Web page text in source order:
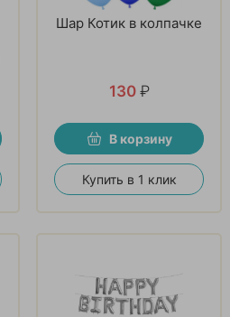
Шар Котик в колпачке
130 ₽
В корзину
Купить в 1 клик